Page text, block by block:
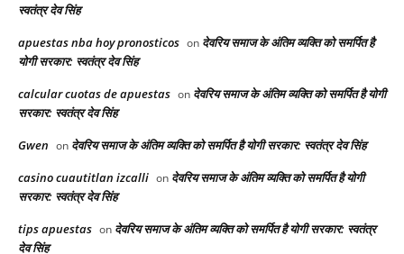
स्वतंत्र देव सिंह
apuestas nba hoy pronosticos on देवरिय समाज के अंतिम व्यक्ति को समर्पित है
योगी सरकार: स्वतंत्र देव सिंह
calcular cuotas de apuestas on देवरिय समाज के अंतिम व्यक्ति को समर्पित है योगी
सरकार: स्वतंत्र देव सिंह
Gwen on देवरिय समाज के अंतिम व्यक्ति को समर्पित है योगी सरकार: स्वतंत्र देव सिंह
casino cuautitlan izcalli on देवरिय समाज के अंतिम व्यक्ति को समर्पित है योगी
सरकार: स्वतंत्र देव सिंह
tips apuestas on देवरिय समाज के अंतिम व्यक्ति को समर्पित है योगी सरकार: स्वतंत्र
देव सिंह